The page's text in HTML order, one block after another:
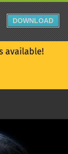
available!
DOWNLOAD